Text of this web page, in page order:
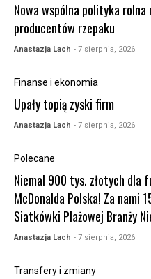
Nowa wspólna polityka rolna
producentów rzepaku
Anastazja Lach - 7 sierpnia, 2026
Finanse i ekonomia
Upały topią zyski firm
Anastazja Lach - 7 sierpnia, 2026
Polecane
Niemal 900 tys. złotych dla
McDonalda Polska! Za nami
Siatkówki Plażowej Branży
Anastazja Lach - 7 sierpnia, 2026
Transfery i zmiany